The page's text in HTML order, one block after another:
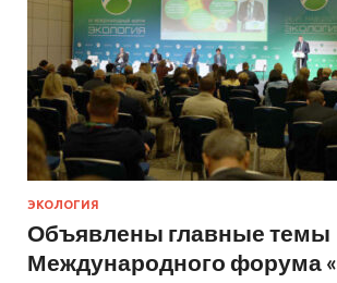
ЭКОЛОГИЯ
Объявлены главные темы
Международного форума